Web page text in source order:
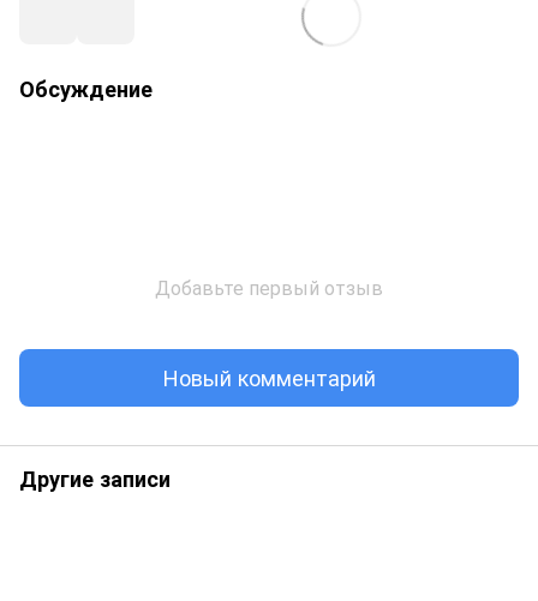
Обсуждение
Добавьте первый отзыв
Новый комментарий
Другие записи